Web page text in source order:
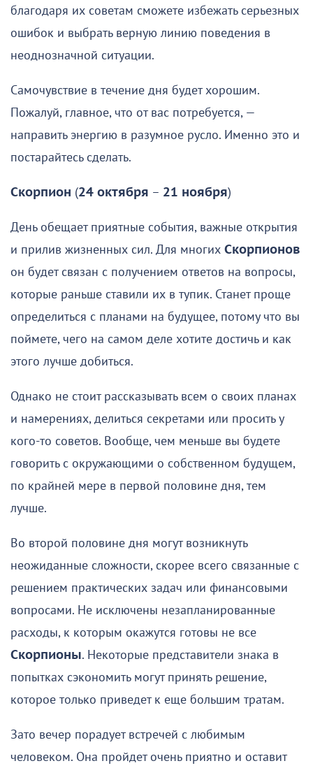
благодаря их советам сможете избежать серьезных
ошибок и выбрать верную линию поведения в
неоднозначной ситуации.
Самочувствие в течение дня будет хорошим.
Пожалуй, главное, что от вас потребуется, —
направить энергию в разумное русло. Именно это и
постарайтесь сделать.
Скорпион (24 октября – 21 ноября)
День обещает приятные события, важные открытия
и прилив жизненных сил. Для многих Скорпионов
он будет связан с получением ответов на вопросы,
которые раньше ставили их в тупик. Станет проще
определиться с планами на будущее, потому что вы
поймете, чего на самом деле хотите достичь и как
этого лучше добиться.
Однако не стоит рассказывать всем о своих планах
и намерениях, делиться секретами или просить у
кого-то советов. Вообще, чем меньше вы будете
говорить с окружающими о собственном будущем,
по крайней мере в первой половине дня, тем
лучше.
Во второй половине дня могут возникнуть
неожиданные сложности, скорее всего связанные с
решением практических задач или финансовыми
вопросами. Не исключены незапланированные
расходы, к которым окажутся готовы не все
Скорпионы. Некоторые представители знака в
попытках сэкономить могут принять решение,
которое только приведет к еще большим тратам.
Зато вечер порадует встречей с любимым
человеком. Она пройдет очень приятно и оставит